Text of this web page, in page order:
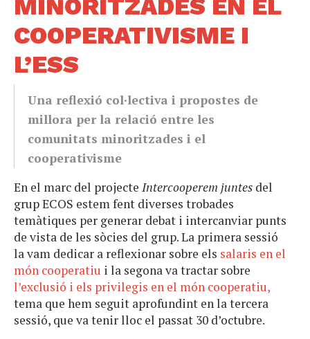
MINORITZADES EN EL
COOPERATIVISME I
L’ESS
Una reflexió col·lectiva i propostes de
millora per la relació entre les
comunitats minoritzades i el
cooperativisme
En el marc del projecte Intercooperem juntes del
grup ECOS estem fent diverses trobades
temàtiques per generar debat i intercanviar punts
de vista de les sòcies del grup. La primera sessió
la vam dedicar a reflexionar sobre els salaris en el
món cooperatiu i la segona va tractar sobre
l’exclusió i els privilegis en el món cooperatiu,
tema que hem seguit aprofundint en la tercera
sessió, que va tenir lloc el passat 30 d’octubre.